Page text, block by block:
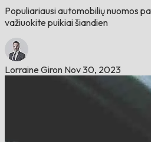
Populiariausi automobilių nuomos
važiuokite puikiai šiandien
Lorraine Giron Nov 30, 2023